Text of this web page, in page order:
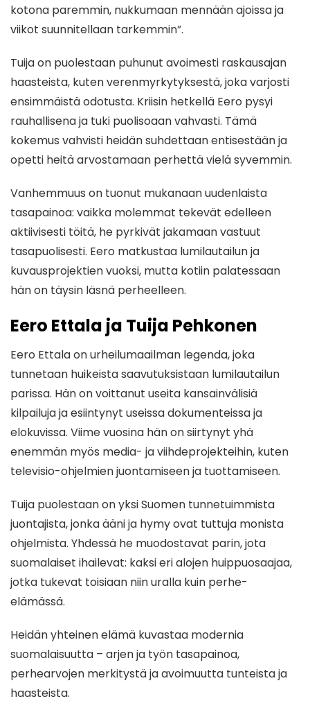
kotona paremmin, nukkumaan mennään ajoissa ja
viikot suunnitellaan tarkemmin”.
Tuija on puolestaan puhunut avoimesti raskausajan
haasteista, kuten verenmyrkytyksestä, joka varjosti
ensimmäistä odotusta. Kriisin hetkellä Eero pysyi
rauhallisena ja tuki puolisoaan vahvasti. Tämä
kokemus vahvisti heidän suhdettaan entisestään ja
opetti heitä arvostamaan perhettä vielä syvemmin.
Vanhemmuus on tuonut mukanaan uudenlaista
tasapainoa: vaikka molemmat tekevät edelleen
aktiivisesti töitä, he pyrkivät jakamaan vastuut
tasapuolisesti. Eero matkustaa lumilautailun ja
kuvausprojektien vuoksi, mutta kotiin palatessaan
hän on täysin läsnä perheelleen.
Eero Ettala ja Tuija Pehkonen
Eero Ettala on urheilumaailman legenda, joka
tunnetaan huikeista saavutuksistaan lumilautailun
parissa. Hän on voittanut useita kansainvälisiä
kilpailuja ja esiintynyt useissa dokumenteissa ja
elokuvissa. Viime vuosina hän on siirtynyt yhä
enemmän myös media- ja viihdeprojekteihin, kuten
televisio-ohjelmien juontamiseen ja tuottamiseen.
Tuija puolestaan on yksi Suomen tunnetuimmista
juontajista, jonka ääni ja hymy ovat tuttuja monista
ohjelmista. Yhdessä he muodostavat parin, jota
suomalaiset ihailevat: kaksi eri alojen huippuosaajaa,
jotka tukevat toisiaan niin uralla kuin perhe-
elämässä.
Heidän yhteinen elämä kuvastaa modernia
suomalaisuutta – arjen ja työn tasapainoa,
perhearvojen merkitystä ja avoimuutta tunteista ja
haasteista.